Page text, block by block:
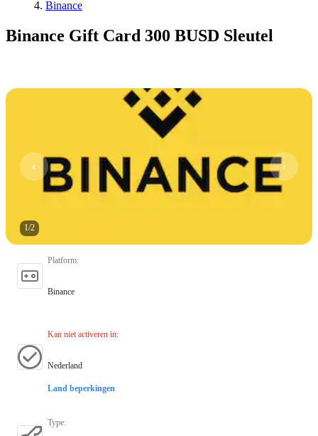
Binance
Binance Gift Card 300 BUSD Sleutel
1/2
Platform:
Binance
Kan niet activeren in:
Nederland
Land beperkingen
Type: